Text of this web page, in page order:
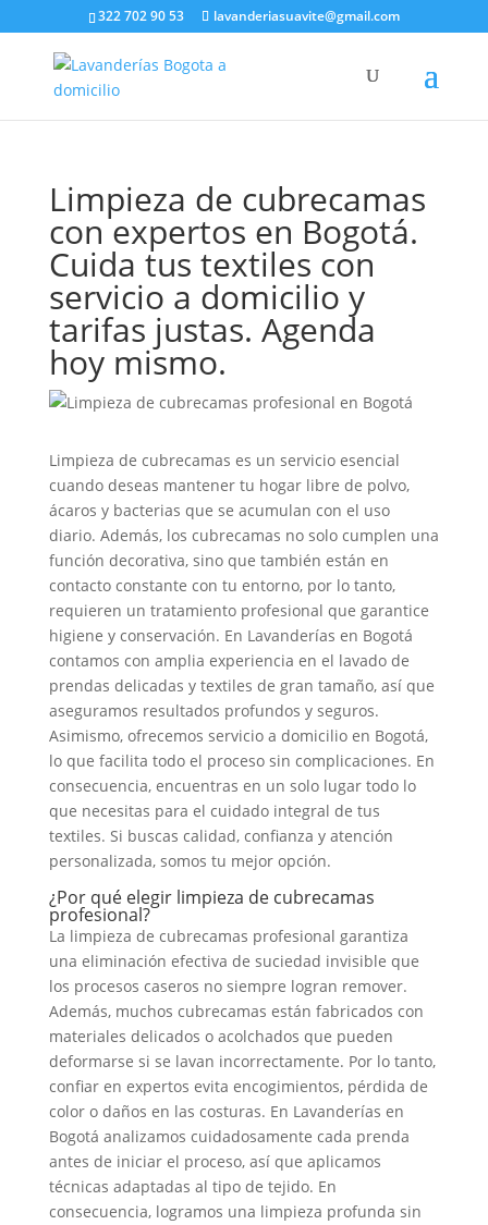
322 702 90 53 lavanderiasuavite@gmail.com
Limpieza de cubrecamas
con expertos en Bogotá.
Cuida tus textiles con
servicio a domicilio y
tarifas justas. Agenda
hoy mismo.
Limpieza de cubrecamas es un servicio esencial
cuando deseas mantener tu hogar libre de polvo,
ácaros y bacterias que se acumulan con el uso
diario. Además, los cubrecamas no solo cumplen una
función decorativa, sino que también están en
contacto constante con tu entorno, por lo tanto,
requieren un tratamiento profesional que garantice
higiene y conservación. En Lavanderías en Bogotá
contamos con amplia experiencia en el lavado de
prendas delicadas y textiles de gran tamaño, así que
aseguramos resultados profundos y seguros.
Asimismo, ofrecemos servicio a domicilio en Bogotá,
lo que facilita todo el proceso sin complicaciones. En
consecuencia, encuentras en un solo lugar todo lo
que necesitas para el cuidado integral de tus
textiles. Si buscas calidad, confianza y atención
personalizada, somos tu mejor opción.
¿Por qué elegir limpieza de cubrecamas
profesional?
La limpieza de cubrecamas profesional garantiza
una eliminación efectiva de suciedad invisible que
los procesos caseros no siempre logran remover.
Además, muchos cubrecamas están fabricados con
materiales delicados o acolchados que pueden
deformarse si se lavan incorrectamente. Por lo tanto,
confiar en expertos evita encogimientos, pérdida de
color o daños en las costuras. En Lavanderías en
Bogotá analizamos cuidadosamente cada prenda
antes de iniciar el proceso, así que aplicamos
técnicas adaptadas al tipo de tejido. En
consecuencia, logramos una limpieza profunda sin